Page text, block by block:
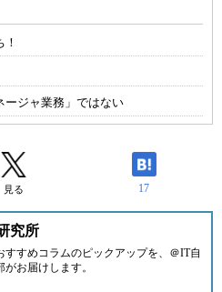
ージャ業務」ではない
見る 17
究所
すめコラムのピックアップを、 ＠IT自
がお届けします。